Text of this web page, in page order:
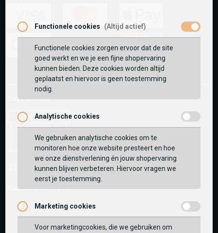
visa
fashion-
cheque
vvv-
giftcard
Onze winkels:
Klantwaarderingen:
Functionele cookies (Altijd actief)
Functionele cookies zorgen ervoor dat de site
goed werkt en we je een fijne shopervaring
kunnen bieden. Deze cookies worden altijd
geplaatst en hiervoor is geen toestemming
nodig.
Analytische cookies
We gebruiken analytische cookies om te
monitoren hoe onze website presteert en hoe
we onze dienstverlening én jouw shopervaring
kunnen blijven verbeteren. Hiervoor vragen we
eerst je toestemming.
Marketing cookies
Voor marketingcookies, die we gebruiken om